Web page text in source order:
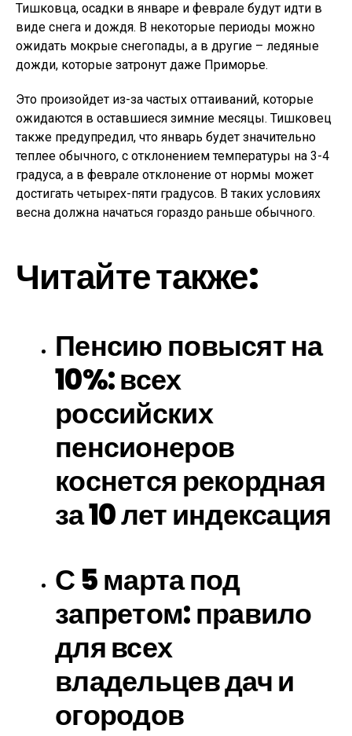
Тишковца, осадки в январе и феврале будут идти в
виде снега и дождя. В некоторые периоды можно
ожидать мокрые снегопады, а в другие – ледяные
дожди, которые затронут даже Приморье.
Это произойдет из-за частых оттаиваний, которые
ожидаются в оставшиеся зимние месяцы. Тишковец
также предупредил, что январь будет значительно
теплее обычного, с отклонением температуры на 3-4
градуса, а в феврале отклонение от нормы может
достигать четырех-пяти градусов. В таких условиях
весна должна начаться гораздо раньше обычного.
Читайте также:
Пенсию повысят на
10%: всех
российских
пенсионеров
коснется рекордная
за 10 лет индексация
С 5 марта под
запретом: правило
для всех
владельцев дач и
огородов